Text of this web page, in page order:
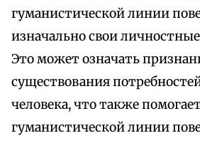
гуманистической линии
изначально свои
Это может означать
существования
человека, что также
гуманистической линии